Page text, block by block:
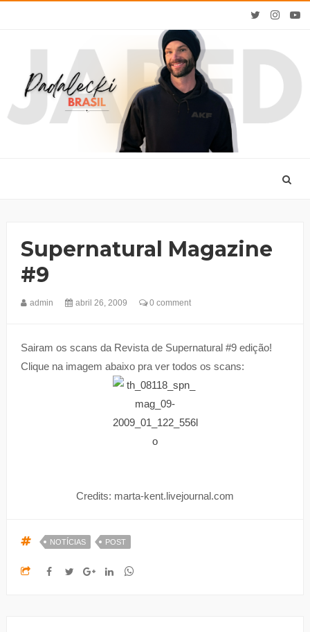
Supernatural Magazine
#9
admin abril 26, 2009 0 comment
Sairam os scans da Revista de Supernatural #9 edição!
Clique na imagem abaixo pra ver todos os scans:
Credits: marta-kent.livejournal.com
NOTÍCIAS POST